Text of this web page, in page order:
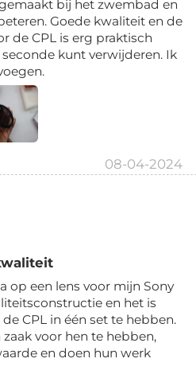
bij het zwembad en
Goede kwaliteit en de
de CPL is erg praktisch
kunt verwijderen. Ik
08-04-2024
op een lens voor mijn Sony
en het is
CPL in één set te hebben.
voor hen te hebben,
en doen hun werk